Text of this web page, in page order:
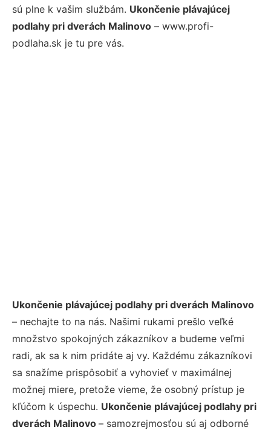
sú plne k vašim službám. Ukončenie plávajúcej
podlahy pri dverách Malinovo – www.profi-
podlaha.sk je tu pre vás.
Ukončenie plávajúcej podlahy pri dverách Malinovo
– nechajte to na nás. Našimi rukami prešlo veľké
množstvo spokojných zákazníkov a budeme veľmi
radi, ak sa k nim pridáte aj vy. Každému zákazníkovi
sa snažíme prispôsobiť a vyhovieť v maximálnej
možnej miere, pretože vieme, že osobný prístup je
kľúčom k úspechu. Ukončenie plávajúcej podlahy pri
dverách Malinovo – samozrejmosťou sú aj odborné